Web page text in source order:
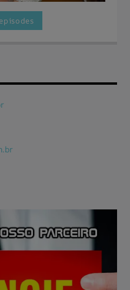
festas filmadas pela